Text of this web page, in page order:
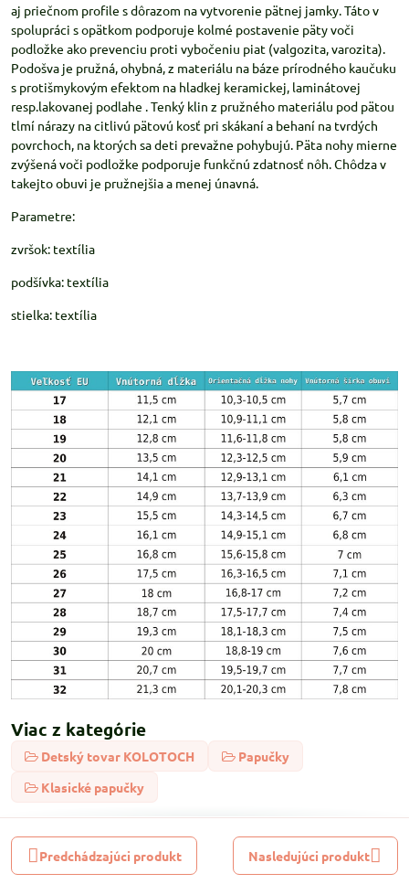
aj priečnom profile s dôrazom na vytvorenie pätnej jamky. Táto v
spolupráci s opätkom podporuje kolmé postavenie päty voči
podložke ako prevenciu proti vybočeniu piat (valgozita, varozita).
Podošva je pružná, ohybná, z materiálu na báze prírodného kaučuku
s protišmykovým efektom na hladkej keramickej, laminátovej
resp.lakovanej podlahe . Tenký klin z pružného materiálu pod pätou
tlmí nárazy na citlivú pätovú kosť pri skákaní a behaní na tvrdých
povrchoch, na ktorých sa deti prevažne pohybujú. Päta nohy mierne
zvýšená voči podložke podporuje funkčnú zdatnosť nôh. Chôdza v
takejto obuvi je pružnejšia a menej únavná.
Parametre:
zvršok: textília
podšívka: textília
stielka: textília
Viac z kategórie
Detský tovar KOLOTOCH
Papučky
Klasické papučky
Predchádzajúci produkt Nasledujúci produkt